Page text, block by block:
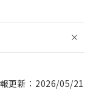
更新：2026/05/21